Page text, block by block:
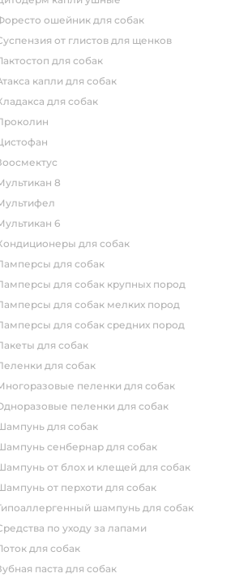
форесто ошейник для собак
суспензия от глистов для щенков
лактостоп для собак
атакса капли для собак
кладакса для собак
проколин
цистофан
зоосмектус
мультикан 8
мультифел
мультикан 6
кондиционеры для собак
памперсы для собак
памперсы для собак крупных пород
памперсы для собак мелких пород
памперсы для собак средних пород
пакеты для собак
пеленки для собак
многоразовые пеленки для собак
одноразовые пеленки для собак
шампунь для собак
шампунь сенбернар для собак
шампунь от блох и клещей для собак
шампунь от перхоти для собак
гипоаллергенный шампунь для собак
средства по уходу за лапами
лоток для собак
зубная паста для собак